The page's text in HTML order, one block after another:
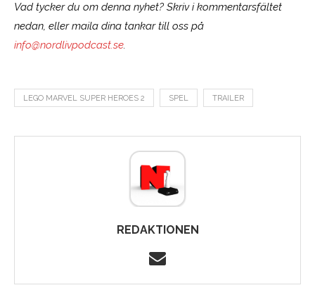
Vad tycker du om denna nyhet? Skriv i kommentarsfältet
nedan, eller maila dina tankar till oss på
info@nordlivpodcast.se.
LEGO MARVEL SUPER HEROES 2 SPEL TRAILER
REDAKTIONEN